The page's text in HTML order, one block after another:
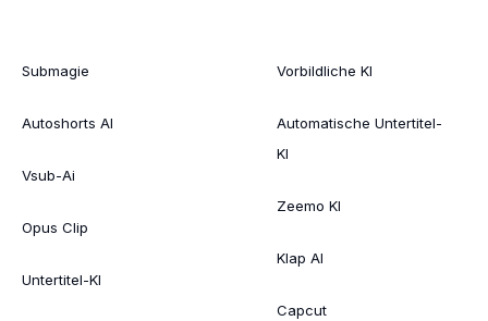
Submagie
Autoshorts AI
Vsub-Ai
Opus Clip
Untertitel-KI
Vorbildliche KI
Automatische Untertitel-
KI
Zeemo KI
Klap AI
Capcut